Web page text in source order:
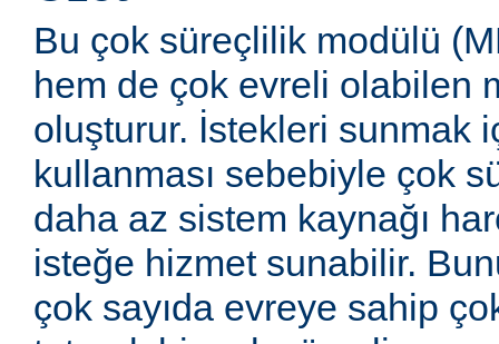
Bu çok süreçlilik modülü
hem de çok evreli olabilen
oluşturur. İstekleri sunmak
kullanması sebebiyle çok
daha az sistem kaynağı
isteğe hizmet sunabilir.
çok sayıda evreye sahip